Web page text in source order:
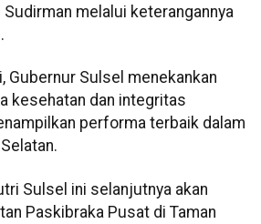
Sudirman melalui keterangannya
Gubernur Sulsel menekankan
kesehatan dan integritas
performa terbaik dalam
Sulsel ini selanjutnya akan
Paskibraka Pusat di Taman